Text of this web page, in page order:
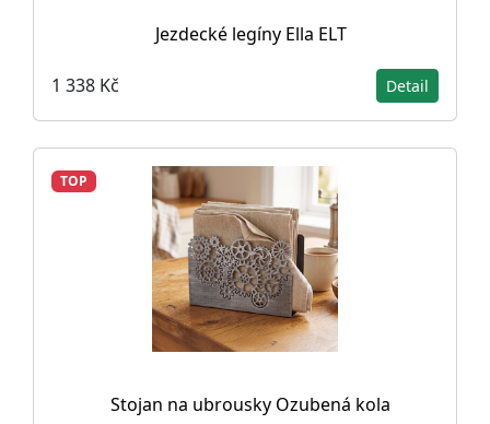
Jezdecké legíny Ella ELT
1 338 Kč Detail
TOP
Stojan na ubrousky Ozubená kola